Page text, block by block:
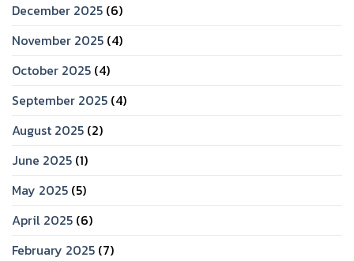
December 2025 (6)
November 2025 (4)
October 2025 (4)
September 2025 (4)
August 2025 (2)
June 2025 (1)
May 2025 (5)
April 2025 (6)
February 2025 (7)